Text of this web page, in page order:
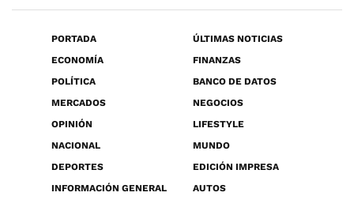
PORTADA
ÚLTIMAS NOTICIAS
ECONOMÍA
FINANZAS
POLÍTICA
BANCO DE DATOS
MERCADOS
NEGOCIOS
OPINIÓN
LIFESTYLE
NACIONAL
MUNDO
DEPORTES
EDICIÓN IMPRESA
INFORMACIÓN GENERAL
AUTOS